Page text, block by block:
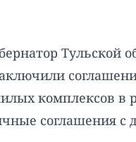
комплексов
соглашения